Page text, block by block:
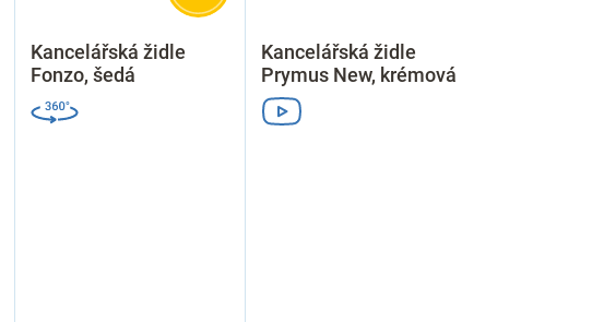
Kancelářská židle
Fonzo, šedá
Kancelářská židle
Prymus New, krémová